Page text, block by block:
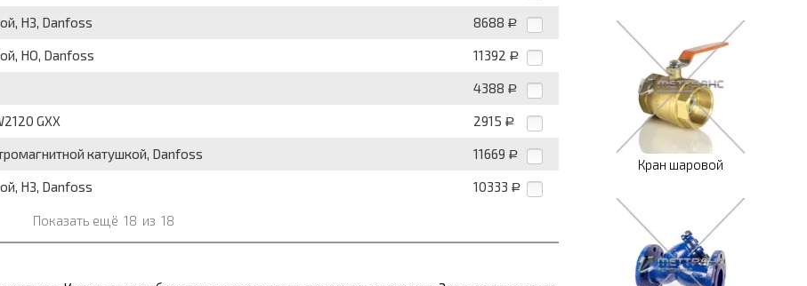
НЗ, Danfoss 8688 Р
НО, Danfoss 11392 Р
4388 Р
GXX 2915 Р
катушкой, Danfoss 11669 Р
НЗ, Danfoss 10333 Р
Показать ещё 18 из 18
Кран шаровой